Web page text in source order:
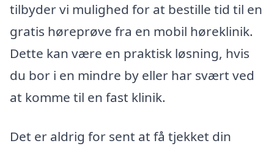
tilbyder vi mulighed for at bestille tid til en
gratis høreprøve fra en mobil høreklinik.
Dette kan være en praktisk løsning, hvis
du bor i en mindre by eller har svært ved
at komme til en fast klinik.
Det er aldrig for sent at få tjekket din